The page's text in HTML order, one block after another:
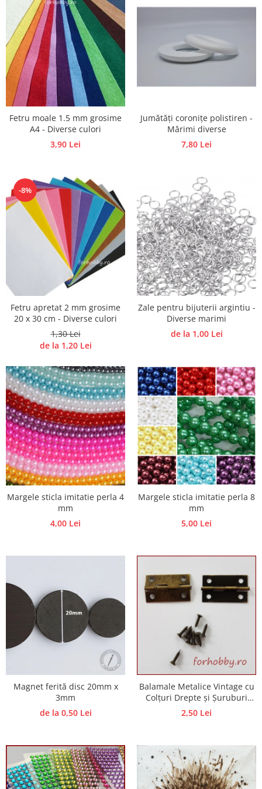
Traforaj, pirogravura
Ustensile
Polistiren
Ceramica
Accesorii floristica
Hartie creponata
Plante uscate
Materiale textile
Articole din bumbac
Saculeti
Design cofetarie
Forme pentru turnat ciocolata
Pictura pe fata si corp
Vopsea pentru fata si corp
Accesorii pictura pe fata
Pluta
Fetru moale 1.5 mm grosime
A4 - Diverse culori
3,90 Lei
Jumătăți coronițe polistiren -
Mărimi diverse
7,80 Lei
-8%
Fetru apretat 2 mm grosime
20 x 30 cm - Diverse culori
1,30 Lei
de la 1,20 Lei
Zale pentru bijuterii argintiu -
Diverse marimi
de la 1,00 Lei
Margele sticla imitatie perla 4
mm
4,00 Lei
Margele sticla imitatie perla 8
mm
5,00 Lei
Magnet ferită disc 20mm x
3mm
de la 0,50 Lei
Balamale Metalice Vintage cu
Colțuri Drepte și Șuruburi
Incluse – Deschidere 270° –
Diverse Dimensiuni
2,50 Lei